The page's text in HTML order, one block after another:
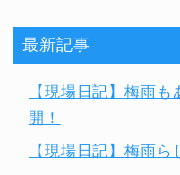
最新記事
【現場日記】梅雨
開！
【現場日記】梅雨